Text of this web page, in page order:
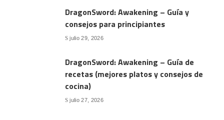
DragonSword: Awakening – Guía y
consejos para principiantes
julio 29, 2026
DragonSword: Awakening – Guía de
recetas (mejores platos y consejos de
cocina)
julio 27, 2026